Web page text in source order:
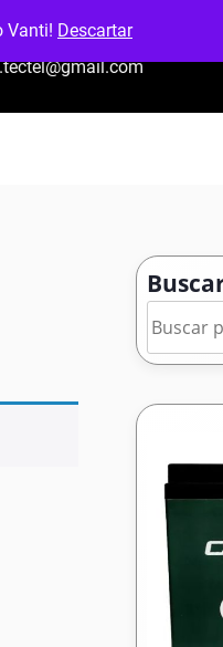
Vanti! Descartar